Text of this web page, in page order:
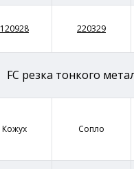
120928 220329
FC резка тонкого
Кожух Сопло